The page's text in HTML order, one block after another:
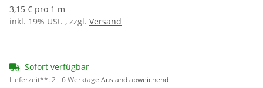
3,15 € pro 1 m
inkl. 19% USt. , zzgl. Versand
Sofort verfügbar
Lieferzeit**:2 - 6 Werktage Ausland abweichend